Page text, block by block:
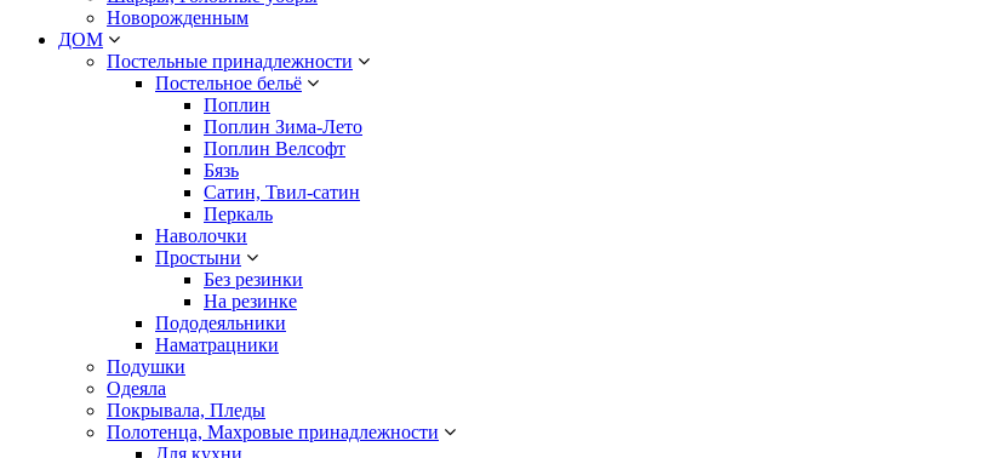
Новорожденным
ДОМ
Постельные принадлежности
Постельное бельё
Поплин
Поплин Зима-Лето
Поплин Велсофт
Бязь
Сатин, Твил-сатин
Перкаль
Наволочки
Простыни
Без резинки
На резинке
Пододеяльники
Наматрацники
Подушки
Одеяла
Покрывала, Пледы
Полотенца, Махровые принадлежности
Для кухни